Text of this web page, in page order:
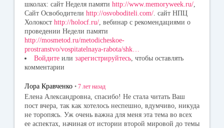
школах: сайт Неделя памяти http://www.memoryweek.ru/,
Сайт Освободители http://osvoboditeli.com/. сайт НПЦ
Холокост http://holocf.ru/, вебинар с рекомендациями о
проведении Недели памяти
http://mosmetod.ru/metodicheskoe-
prostranstvo/vospitatelnaya-rabota/shk…
Войдите или зарегистрируйтесь, чтобы оставлять
комментарии
Лора Кравченко • 7 лет назад
Елена Александровна, спасибо! Не стала читать Ваш
пост вчера, так как хотелось неспешно, вдумчиво, никуда
не торопясь. Уж очень важна для меня эта тема во всех
ее аспектах, начиная от истории второй мировой до темы